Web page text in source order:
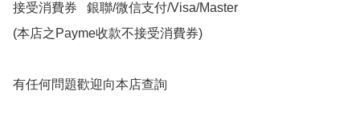
接受消費券   銀聯/微信支付/Visa/Master
(本店之Payme收款不接受消費券)
有任何問題歡迎向本店查詢